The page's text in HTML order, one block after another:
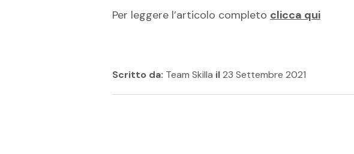
Per leggere l’articolo completo clicca qui
Scritto da: Team Skilla il23 Settembre 2021